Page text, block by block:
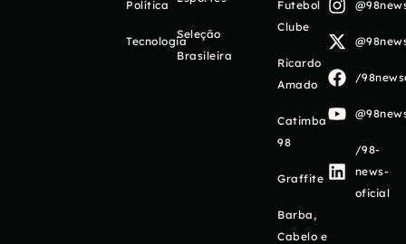
Política
Tecnologia
Seleção
Brasileira
Futebol
Clube
Ricardo
Amado
Catimba
98
Graffite
Barba,
Cabelo e
/
/98-
news-
oficial